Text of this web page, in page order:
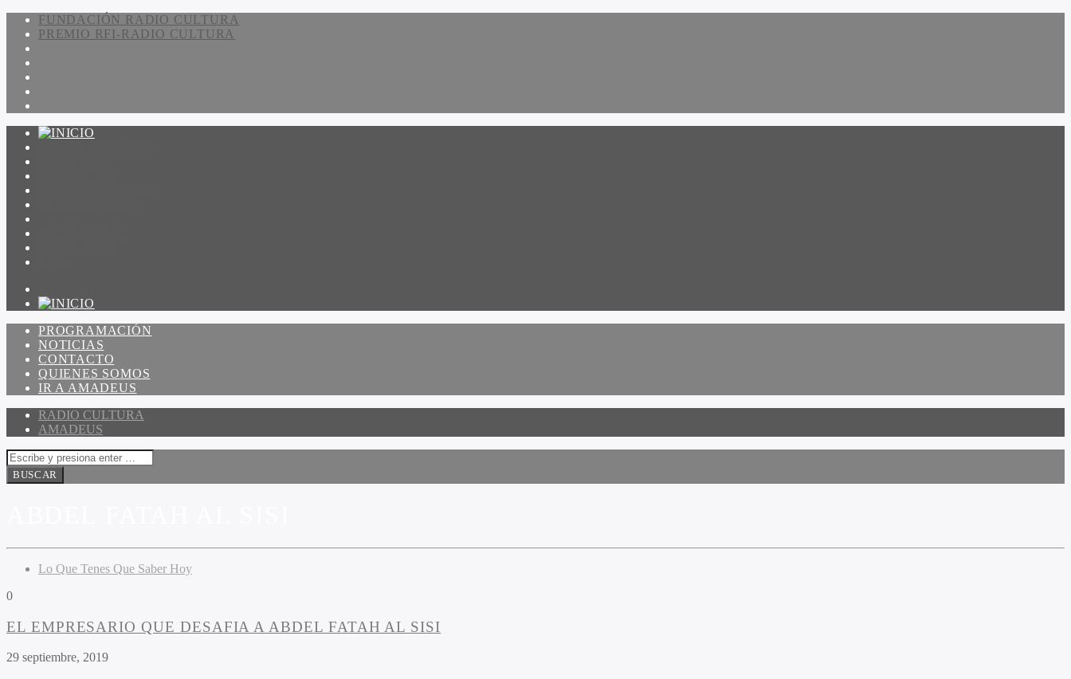
FUNDACIÓN RADIO CULTURA
PREMIO RFI-RADIO CULTURA
PROGRAMACIÓN
NOTICIAS
CONTACTO
QUIENES SOMOS
IR A AMADEUS
RADIO CULTURA
AMADEUS
Lo Que Tenes Que Saber Hoy
0
EL EMPRESARIO QUE DESAFIA A ABDEL FATAH AL SISI
29 septiembre, 2019